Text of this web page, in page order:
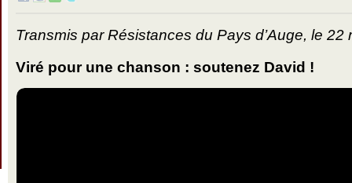
Transmis par Résistances du Pays d’Auge, le 22
Viré pour une chanson : soutenez David !